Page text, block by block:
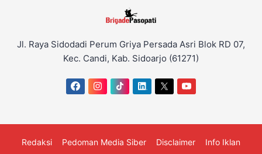
Jl. Raya Sidodadi Perum Griya Persada Asri Blok RD 07,
Kec. Candi, Kab. Sidoarjo (61271)
Redaksi Pedoman Media Siber Disclaimer Info Iklan